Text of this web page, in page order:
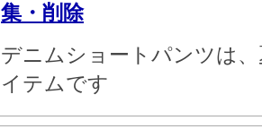
集・削除
デニムショートパンツは
イテムです